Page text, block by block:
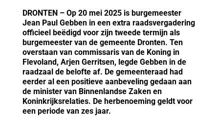
DRONTEN – Op 20 mei 2025 is burgemeester
Jean Paul Gebben in een extra raadsvergadering
officieel beëdigd voor zijn tweede termijn als
burgemeester van de gemeente Dronten. Ten
overstaan van commissaris van de Koning in
Flevoland, Arjen Gerritsen, legde Gebben in de
raadzaal de belofte af. De gemeenteraad had
eerder al een positieve aanbeveling gedaan aan
de minister van Binnenlandse Zaken en
Koninkrijksrelaties. De herbenoeming geldt voor
een periode van zes jaar.